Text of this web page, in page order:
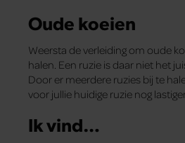
Oude koeien
Weersta de verleiding om oude
halen. Een ruzie is daar niet het
Door er meerdere ruzies bij te
voor jullie huidige ruzie nog
Ik vind…